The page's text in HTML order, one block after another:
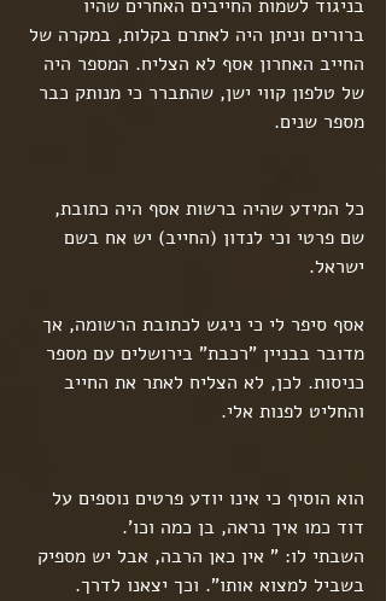
בניגוד לשמות החייבים האחרים שהיו
ברורים וניתן היה לאתרם בקלות, במקרה של
החייב האחרון אסף לא הצליח. המספר היה
של טלפון קווי ישן, שהתברר כי מנותק כבר
מספר שנים.
כל המידע שהיה ברשות אסף היה כתובת,
שם פרטי וכי לנדון (החייב) יש אח בשם
ישראל.
אסף סיפר לי כי ניגש לכתובת הרשומה, אך
מדובר בבניין "רכבת" בירושלים עם מספר
כניסות. לכן, לא הצליח לאתר את החייב
והחליט לפנות אלי.
הוא הוסיף כי אינו יודע פרטים נוספים על
דוד כמו איך נראה, בן כמה וכו'.
השבתי לו: " אין כאן הרבה, אבל יש מספיק
בשביל למצוא אותו". וכך יצאנו לדרך.